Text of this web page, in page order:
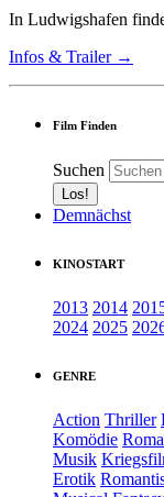
In Ludwigshafen
Infos & Trailer →
Film Finden
Suchen
Demnächst
KINOSTART
2013 2014
2024 2025
GENRE
Action Thriller
Komödie
Musik
Erotik